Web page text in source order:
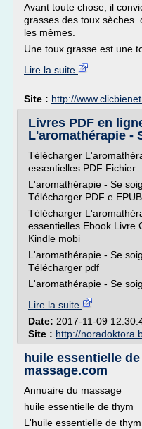
Avant toute chose, il
grasses des toux sèches
les mêmes.
Une toux grasse est une
Lire la suite
Site : http://
Livres PDF en
L'aromathérapie -
Télécharger
essentielles PDF Fichier
L'aromathérapie - Se
Télécharger PDF e
Télécharger
essentielles Ebook Livre
Kindle mobi
L'aromathérapie - Se
Télécharger pdf
L'aromathérapie - Se
Lire la suite
Date: 2017-11-09
Site : http://
huile essentielle
massage.com
Annuaire du massage
huile essentielle de thym
L'huile essentielle de